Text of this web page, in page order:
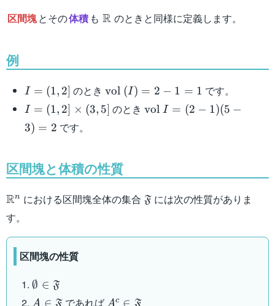
区間塊とその体積 も \mathbb{R}
Rのときと同様に定義します。
例
I =
(1,2]
I = (1, 2] のとき\mathrm{vol}\
(I) = 2-1 =1
vol (I) = 2 − 1 = 1 です。
I =
(1,2]
\times
I = (1, 2] × (3, 5] のとき\mathrm{vol}\
I = (2-1)(5-
vol I = (2 − 1)(5 −
3) = 2 です。
区間塊と体積の性質
\mathbb{R}^n
Rn における区間塊全体の集合 \mathfrak{F}
Fには次の性質がありま
す。
区間塊の性質
\emptyset \in
\mathfrak{F}
∅ ∈ F
A \in
A ∈ であれば A^c \in
Ac ∈